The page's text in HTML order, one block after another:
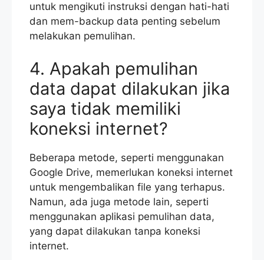
untuk mengikuti instruksi dengan hati-hati
dan mem-backup data penting sebelum
melakukan pemulihan.
4. Apakah pemulihan
data dapat dilakukan jika
saya tidak memiliki
koneksi internet?
Beberapa metode, seperti menggunakan
Google Drive, memerlukan koneksi internet
untuk mengembalikan file yang terhapus.
Namun, ada juga metode lain, seperti
menggunakan aplikasi pemulihan data,
yang dapat dilakukan tanpa koneksi
internet.